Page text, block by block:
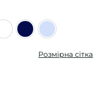
Pink
MilkyNavy Blue
Sky blue
Розмірна сітка